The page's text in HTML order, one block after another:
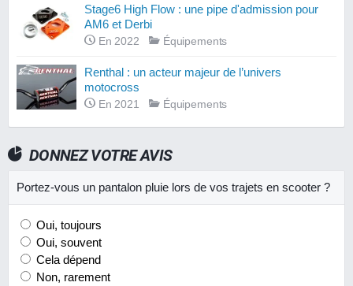
Stage6 High Flow : une pipe d'admission pour
AM6 et Derbi
En 2022 Équipements
Renthal : un acteur majeur de l’univers
motocross
En 2021 Équipements
DONNEZ VOTRE AVIS
Portez-vous un pantalon pluie lors de vos trajets en scooter ?
Oui, toujours
Oui, souvent
Cela dépend
Non, rarement